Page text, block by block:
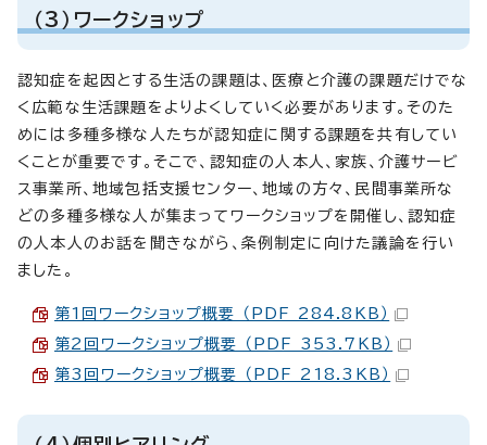
（3）ワークショップ
認知症を起因とする生活の課題は、医療と介護の課題だけでな
く広範な生活課題をよりよくしていく必要があります。そのた
めには多種多様な人たちが認知症に関する課題を共有してい
くことが重要です。そこで、認知症の人本人、家族、介護サービ
ス事業所、地域包括支援センター、地域の方々、民間事業所な
どの多種多様な人が集まってワークショップを開催し、認知症
の人本人のお話を聞きながら、条例制定に向けた議論を行い
ました。
第1回ワークショップ概要 （PDF 284.8KB）
第2回ワークショップ概要 （PDF 353.7KB）
第3回ワークショップ概要 （PDF 218.3KB）